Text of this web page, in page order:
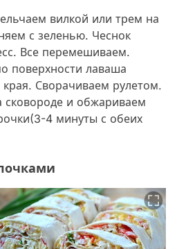
вилкой или трем на
с зеленью. Чеснок
Все перемешиваем.
поверхности лаваша
Сворачиваем рулетом.
сковороде и обжариваем
4 минуты с обеих